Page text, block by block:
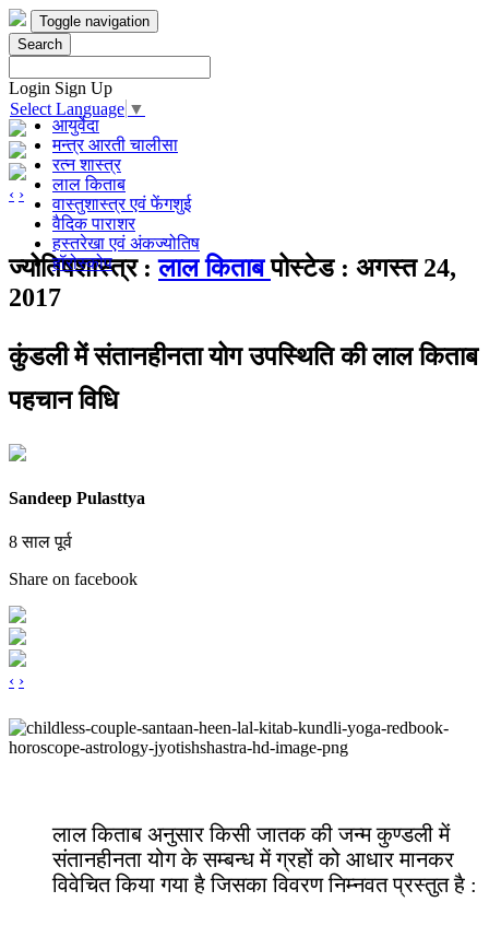
Toggle navigation
Search
Login Sign Up
आयुर्वेदा
मन्त्र आरती चालीसा
रत्न शास्त्र
लाल किताब
वास्तुशास्त्र एवं फेंगशुई
वैदिक पाराशर
हस्तरेखा एवं अंकज्योतिष
हॉरोस्कोप
Select Language ▼
‹ ›
ज्योतिषशास्त्र :लाल किताबपोस्टेड : अगस्त 24,
2017
कुंडली में संतानहीनता योग उपस्थिति की लाल किताब
पहचान विधि
Sandeep Pulasttya
8 साल पूर्व
Share on facebook
‹ ›
लाल किताब अनुसार किसी जातक की जन्म कुण्डली में
संतानहीनता योग के सम्बन्ध में ग्रहों को आधार मानकर
विवेचित किया गया है जिसका विवरण निम्नवत प्रस्तुत है :